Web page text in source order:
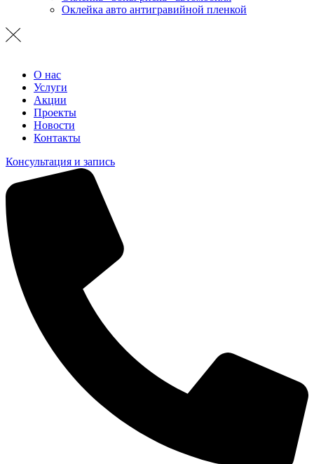
Оклейка авто антигравийной пленкой
О нас
Услуги
Акции
Проекты
Новости
Контакты
Консультация и запись